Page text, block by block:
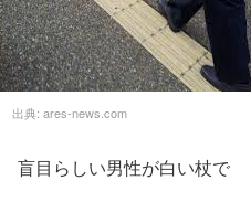
出典: ares-news.com
盲目らしい男性が白い杖で